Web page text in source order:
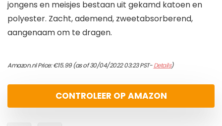
jongens en meisjes bestaan uit gekamd katoen en
polyester. Zacht, ademend, zweetabsorberend,
aangenaam om te dragen.
Amazon.nl Price:€15.99(as of 30/04/2022 03:23 PST-Details)
CONTROLEER OP AMAZON